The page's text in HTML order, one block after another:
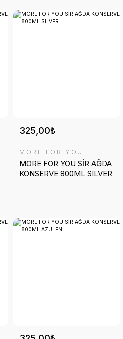
325,00₺
MORE FOR YOU
MORE FOR YOU SİR AĞDA
KONSERVE 800ML SILVER